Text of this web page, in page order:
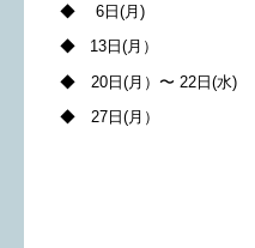
◆ 6日(月)
◆ 13日(月）
◆ 20日(月）〜 22日(水)
◆ 27日(月）